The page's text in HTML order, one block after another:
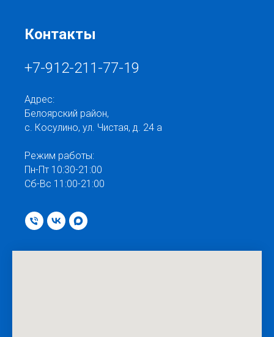
Контакты
+7-912-211-77-19
Адрес:
Белоярский район,
с. Косулино, ул. Чистая, д. 24 а
Режим работы:
Пн-Пт 10:30-21:00
Сб-Вс 11:00-21:00